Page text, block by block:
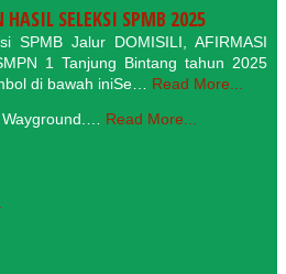
SELEKSI SPMB 2025
SPMB Jalur DOMISILI, AFIRMASI
1 Tanjung Bintang tahun 2025
di bawah iniSe…
Read More...
Read More...